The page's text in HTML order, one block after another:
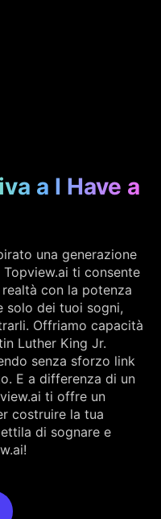
a I Have a
una generazione
ti consente
con la potenza
solo dei tuoi sogni,
Offriamo capacità
Luther King Jr.
senza sforzo link
E a differenza di un
ti offre un
costruire la tua
di sognare e